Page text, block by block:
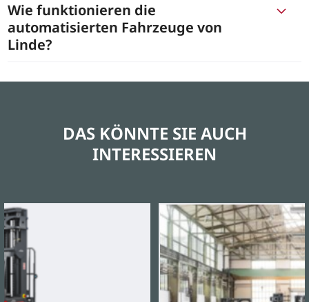
Wie funktionieren die
automatisierten Fahrzeuge von
Linde?
DAS KÖNNTE SIE AUCH
INTERESSIEREN